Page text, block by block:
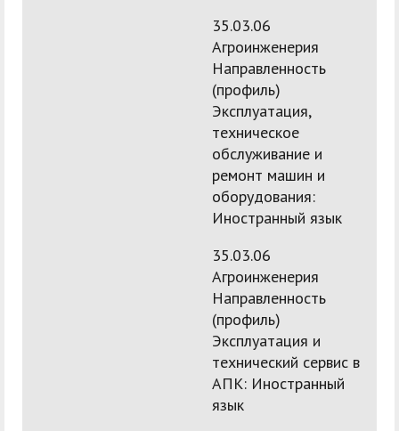
35.03.06
Агроинженерия
Направленность
(профиль)
Эксплуатация,
техническое
обслуживание и
ремонт машин и
оборудования:
Иностранный язык
35.03.06
Агроинженерия
Направленность
(профиль)
Эксплуатация и
технический сервис в
АПК: Иностранный
язык